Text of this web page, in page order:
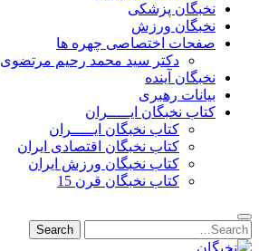
نخبگان پزشکی
نخبگان ورزش
صفحات اختصاصی چهره ها
دکتر سید محمد رحیم مرتضوی
نخبگان آینده
بیانات رهبری
کتاب نخبگان ایـــــران
کتاب نخبگان ایـــــران
کتاب نخبگان اقتصادی ایران
کتاب نخبگان ورزش ایران
کتاب نخبگان قرن 15
Search
for:
Search